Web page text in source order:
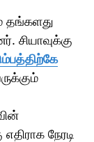
தங்களது
சியாவுக்கு
நேரடி